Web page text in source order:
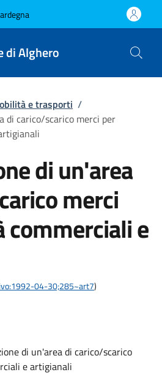
di Alghero
e trasporti /
di carico/scarico merci per
di un'area
merci
e
04-30;285~art7)
di un'area di carico/scarico
e artigianali